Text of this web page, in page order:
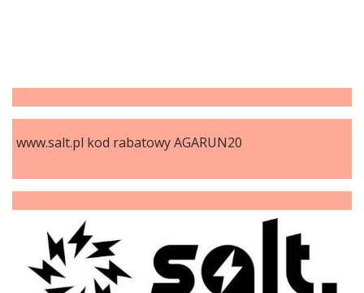
www.salt.pl kod rabatowy AGARUN20